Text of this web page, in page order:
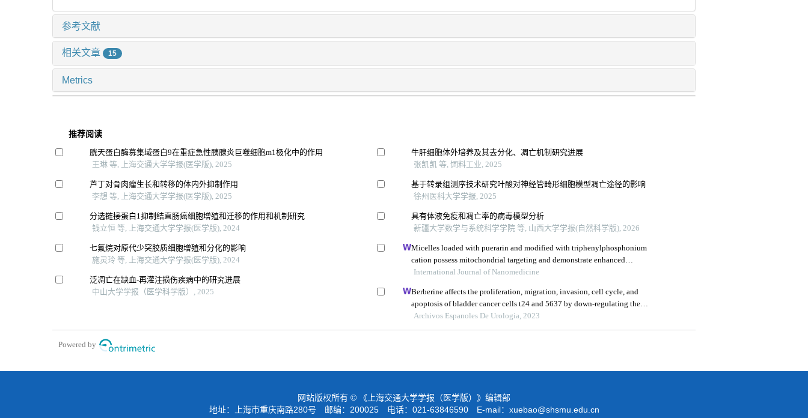
参考文献
相关文章 15
Metrics
推荐阅读
胱天蛋白酶募集域蛋白9在重症急性胰腺炎巨噬细胞m1极化中的作用
王琳 等, 上海交通大学学报(医学版), 2025
芦丁对骨肉瘤生长和转移的体内外抑制作用
李想 等, 上海交通大学学报(医学版), 2025
分选链接蛋白1抑制结直肠癌细胞增殖和迁移的作用和机制研究
钱立恒 等, 上海交通大学学报(医学版), 2024
七氟烷对原代少突胶质细胞增殖和分化的影响
施灵玲 等, 上海交通大学学报(医学版), 2024
泛凋亡在缺血-再灌注损伤疾病中的研究进展
中山大学学报（医学科学版）, 2025
牛肝细胞体外培养及其去分化、凋亡机制研究进展
张凯凯 等, 饲料工业, 2025
基于转录组测序技术研究叶酸对神经管畸形细胞模型凋亡途径的影响
徐州医科大学学报, 2025
具有体液免疫和凋亡率的病毒模型分析
新疆大学数学与系统科学学院 等, 山西大学学报(自然科学版), 2026
Micelles loaded with puerarin and modified with triphenylphosphonium
cation possess mitochondrial targeting and demonstrate enhanced
protective effect against isoprenaline-induced h9c2 cells apoptosis
International Journal of Nanomedicine
Berberine affects the proliferation, migration, invasion, cell cycle, and
apoptosis of bladder cancer cells t24 and 5637 by down-regulating the
her2/pi3k/akt signaling pathway
Archivos Espanoles De Urologia, 2023
Powered by
网站版权所有 © 《上海交通大学学报（医学版）》编辑部
地址：上海市重庆南路280号 邮编：200025 电话：021-63846590 E-mail： xuebao@shsmu.edu.cn